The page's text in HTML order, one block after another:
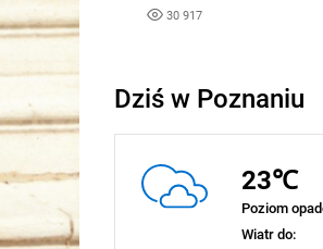
30 917
Dziś w Poznaniu
23℃
Poziom
Wiatr do: